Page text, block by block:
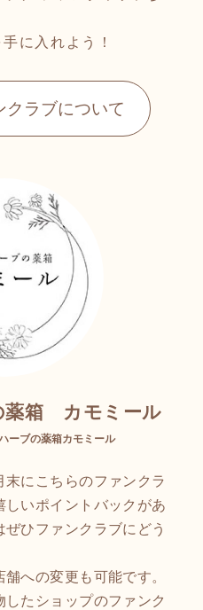
に入れよう！
クラブについて
薬箱 カモミール
ーブの薬箱カモミール
にこちらのファンクラ
いポイントバックがあ
ひファンクラブにどう
への変更も可能です。
たショップのファンク